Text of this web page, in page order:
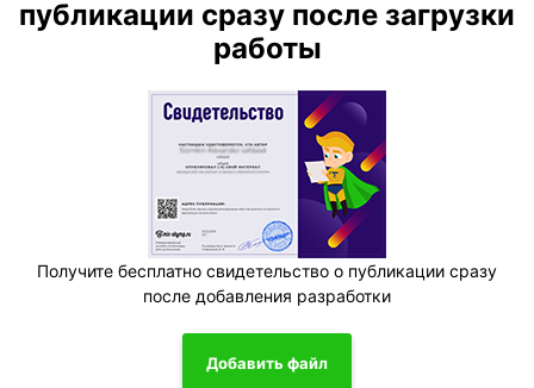
публикации сразу после загрузки
работы
Получите бесплатно свидетельство о публикации сразу
после добавления разработки
Добавить файл